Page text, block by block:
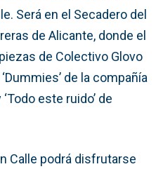
Será en el Secadero del
de Alicante, donde el
de Colectivo Glovo
de la compañía
este ruido’ de
Calle podrá disfrutarse